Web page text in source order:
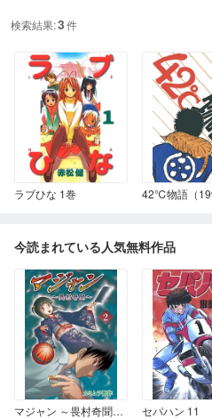
検索結果:3件
ラブひな 1巻
今読まれている人気無料作品
マジャン ～畏村奇聞～ 2 セパハン 11